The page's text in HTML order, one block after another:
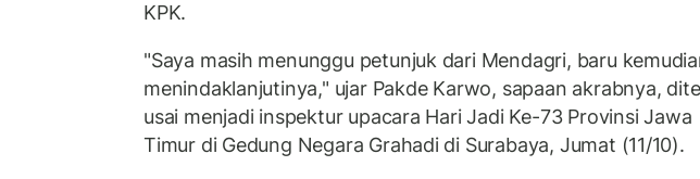
KPK.
"Saya masih menunggu petunjuk dari Mendagri, baru
menindaklanjutinya," ujar Pakde Karwo, sapaan akrabnya,
usai menjadi inspektur upacara Hari Jadi Ke-73 Provinsi Jawa
Timur di Gedung Negara Grahadi di Surabaya, Jumat (11/10).